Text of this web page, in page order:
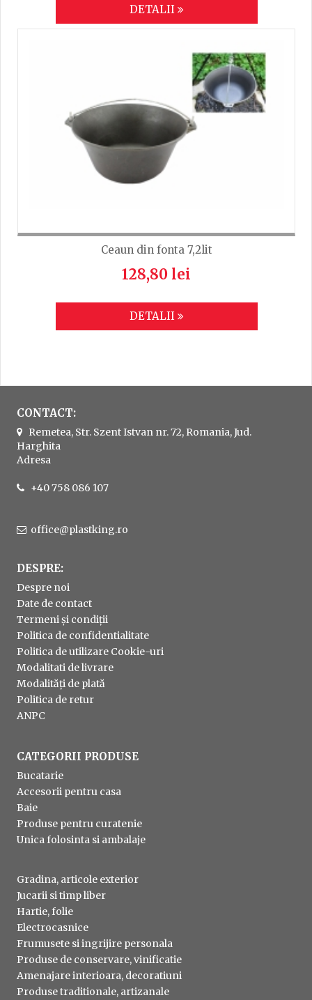
DETALII
Ceaun din fonta 7,2lit
128,80 lei
DETALII
CONTACT:
Remetea, Str. Szent Istvan nr. 72, Romania, Jud.
Harghita
Adresa
+40 758 086 107
office@plastking.ro
DESPRE:
Despre noi
Date de contact
Termeni și condiții
Politica de confidentialitate
Politica de utilizare Cookie-uri
Modalitati de livrare
Modalități de plată
Politica de retur
ANPC
CATEGORII PRODUSE
Bucatarie
Accesorii pentru casa
Baie
Produse pentru curatenie
Unica folosinta si ambalaje
Gradina, articole exterior
Jucarii si timp liber
Hartie, folie
Electrocasnice
Frumusete si ingrijire personala
Produse de conservare, vinificatie
Amenajare interioara, decoratiuni
Produse traditionale, artizanale